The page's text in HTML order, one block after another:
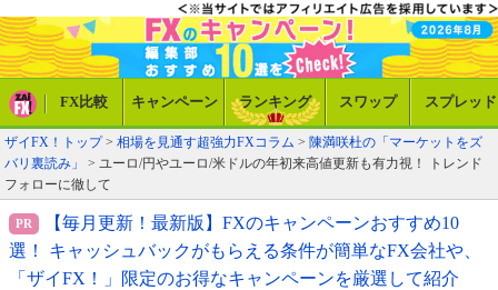
FX比較 キャンペーン ランキング スワップ スプレッド
ザイFX！トップ> 相場を見通す超強力FXコラム > 陳満咲杜の「マーケットをズ
バリ裏読み」
> ユーロ/円やユーロ/米ドルの年初来高値更新も有力視！ トレンド
フォローに徹して
【毎月更新！最新版】FXのキャンペーンおすすめ10
選！ キャッシュバックがもらえる条件が簡単なFX会社や、
「ザイFX！」限定のお得なキャンペーンを厳選して紹介